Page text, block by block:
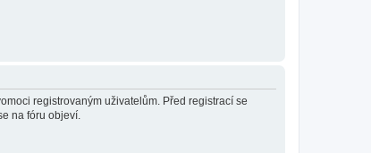
registrovaným uživatelům. Před registrací se
na fóru objeví.